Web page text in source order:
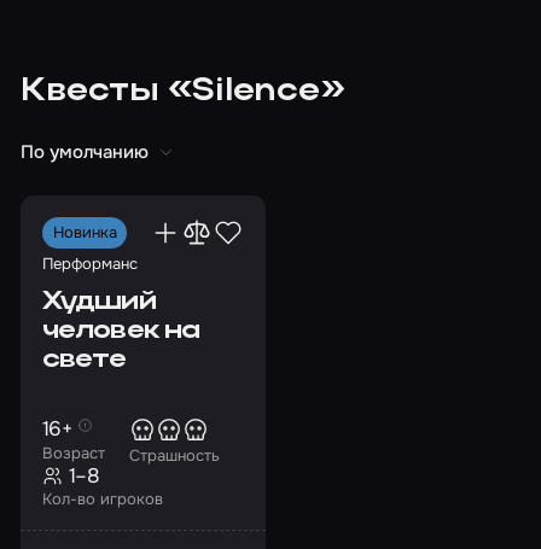
Страшные
С актерами
Интерактивные
До 4 человек
До 7 человек
До 8 человек
Новинки
Подарочный сертификат
Топ квестов
Квесты «Silence»
По умолчанию
Новинка
Перформанс
Худший
человек на
свете
Возраст
16+
Страшность
Кол-во игроков
1–8